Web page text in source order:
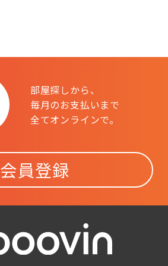
部屋探しから、
毎月のお支払いまで
全てオンラインで。
会員登録